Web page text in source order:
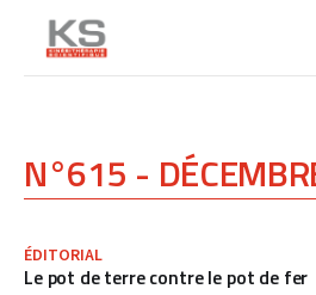
N°615 -
ÉDITORIAL
Le pot de terre contre le pot de fer